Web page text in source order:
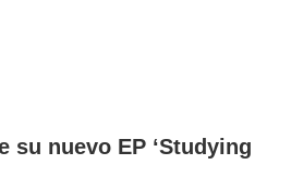
su nuevo EP ‘Studying